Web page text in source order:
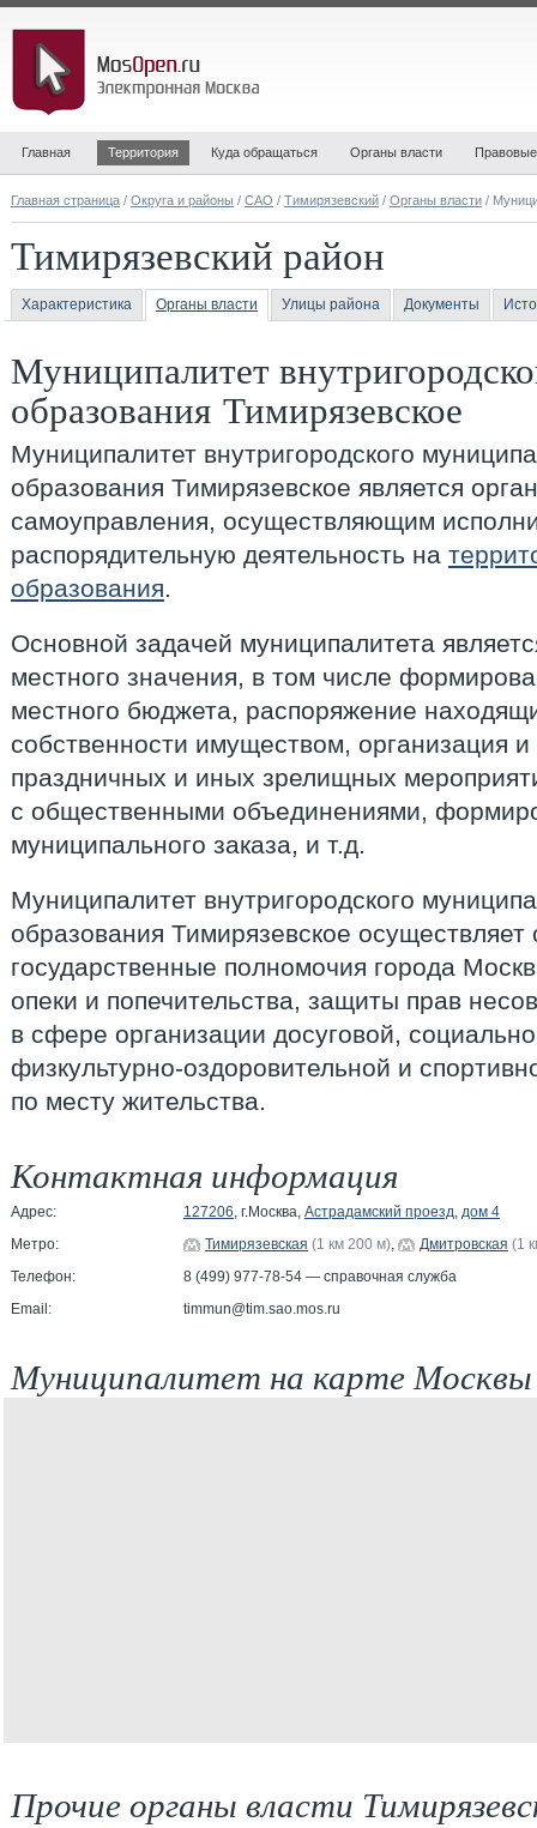
Главная Территория Куда обращаться Органы власти
Главная страница / Округа и районы / САО / Тимирязевский / Органы власти /
Тимирязевский район
Характеристика Органы власти Улицы района Документы
Муниципалитет
образования Тимирязевское
Муниципалитет внутригородского
образования Тимирязевское является
самоуправления, осуществляющим
распорядительную деятельность на
образования.
Основной задачей муниципалитета
местного значения, в том числе
местного бюджета, распоряжение
собственности имуществом, организация
праздничных и иных зрелищных
с общественными объединениями,
муниципального заказа, и т.д.
Муниципалитет внутригородского
образования Тимирязевское осуществляет
государственные полномочия города
опеки и попечительства, защиты прав
в сфере организации досуговой,
физкультурно-оздоровительной и
по месту жительства.
Контактная информация
Адрес: 127206, г.Москва, Астрадамский проезд, дом 4
Метро:
Тимирязевская (1 км 200 м), Дмитровская (1
Телефон:
8 (499) 977-78-54 — справочная служба
Email:
timmun@tim.sao.mos.ru
Муниципалитет на карте Москвы
Прочие органы власти